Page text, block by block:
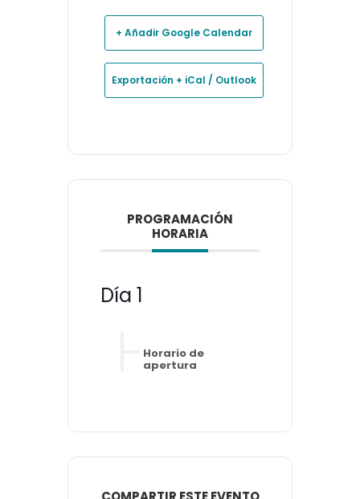
+ Añadir Google Calendar
Exportación + iCal / Outlook
PROGRAMACIÓN
HORARIA
Día 1
Horario de
apertura